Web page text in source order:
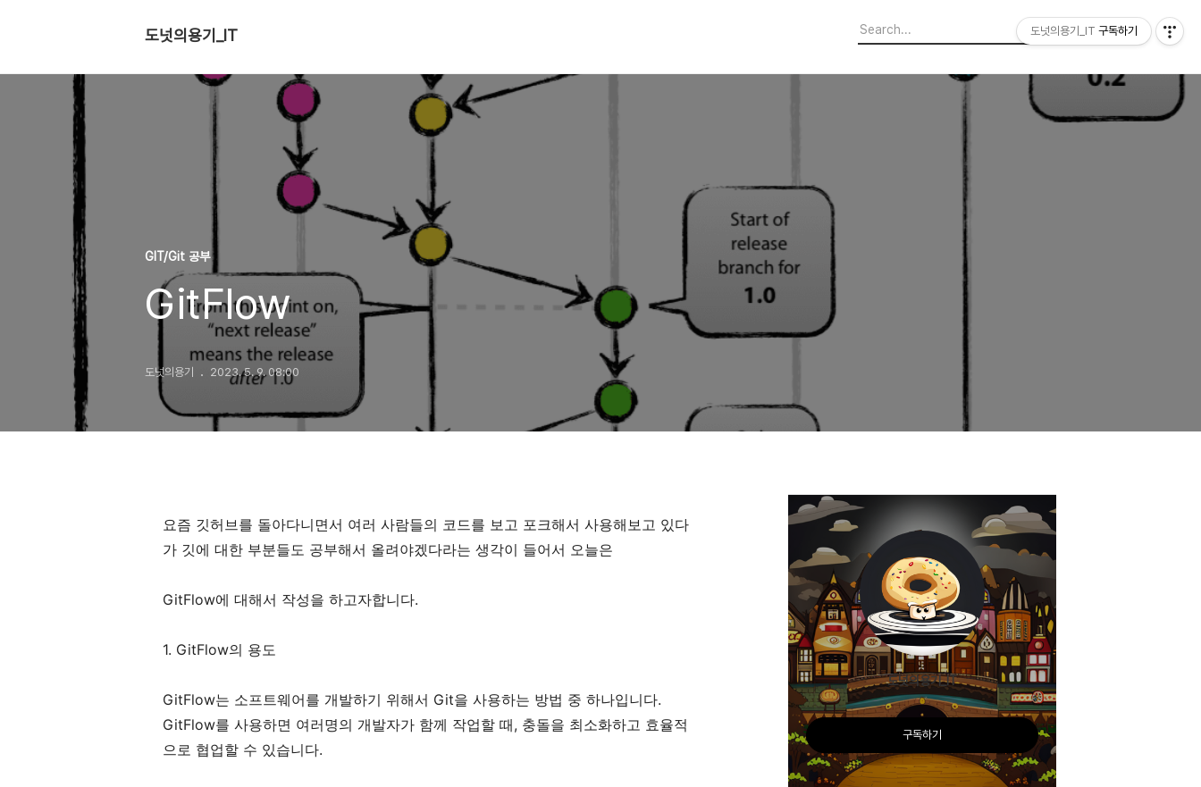
도넛의용기_IT
GIT/Git 공부
GitFlow
도넛의용기 2023. 5. 9. 08:00
요즘 깃허브를 돌아다니면서 여러 사람들의 코드를 보고 포크해서 사용해보고 있다
가 깃에 대한 부분들도 공부해서 올려야겠다라는 생각이 들어서 오늘은
GitFlow에 대해서 작성을 하고자합니다.
1. GitFlow의 용도
GitFlow는 소프트웨어를 개발하기 위해서 Git을 사용하는 방법 중 하나입니다.
GitFlow를 사용하면 여러명의 개발자가 함께 작업할 때, 충돌을 최소화하고 효율적
으로 협업할 수 있습니다.
도넛의용기_IT
구독하기
도넛의용기_IT 구독하기